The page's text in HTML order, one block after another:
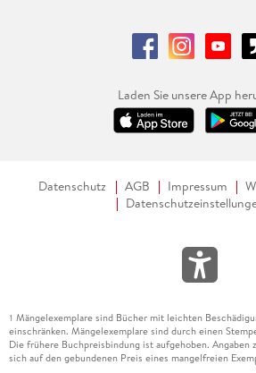
Laden Sie unsere App
Datenschutz AGB Impressum
1 Mängelexemplare sind Bücher mit leichten
einschränken. Mängelexemplare sind durch einen
Die frühere Buchpreisbindung ist aufgehoben. Angaben
sich auf den gebundenen Preis eines mangelfreien